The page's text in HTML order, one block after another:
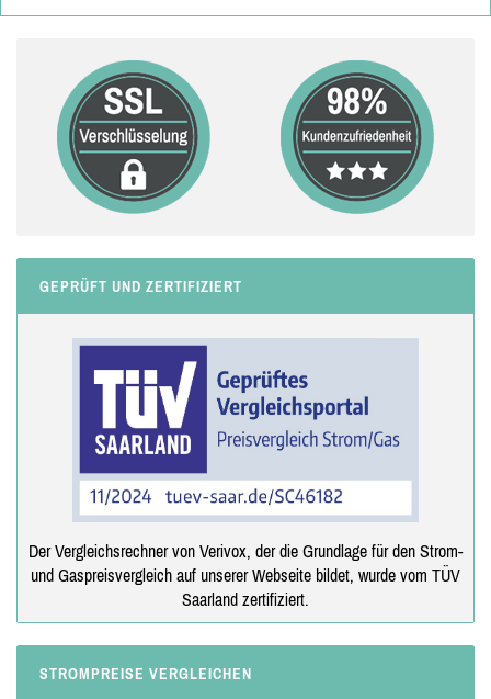
GEPRÜFT UND ZERTIFIZIERT
Der Vergleichsrechner von Verivox, der die Grundlage für den Strom-
und Gaspreisvergleich auf unserer Webseite bildet, wurde vom TÜV
Saarland zertifiziert.
STROMPREISE VERGLEICHEN